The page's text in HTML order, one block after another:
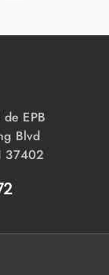
EPB
Blvd
37402